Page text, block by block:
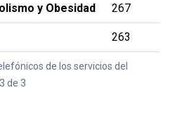
de los servicios del
de 3
y Obesidad 267
263